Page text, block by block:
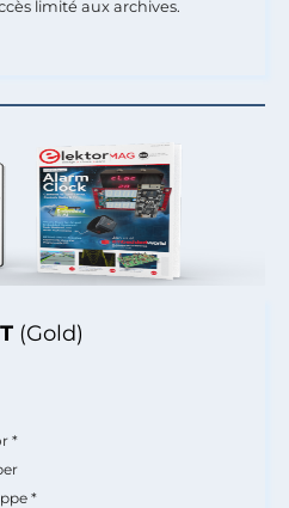
(Gold)
*
*
limité aux archives.